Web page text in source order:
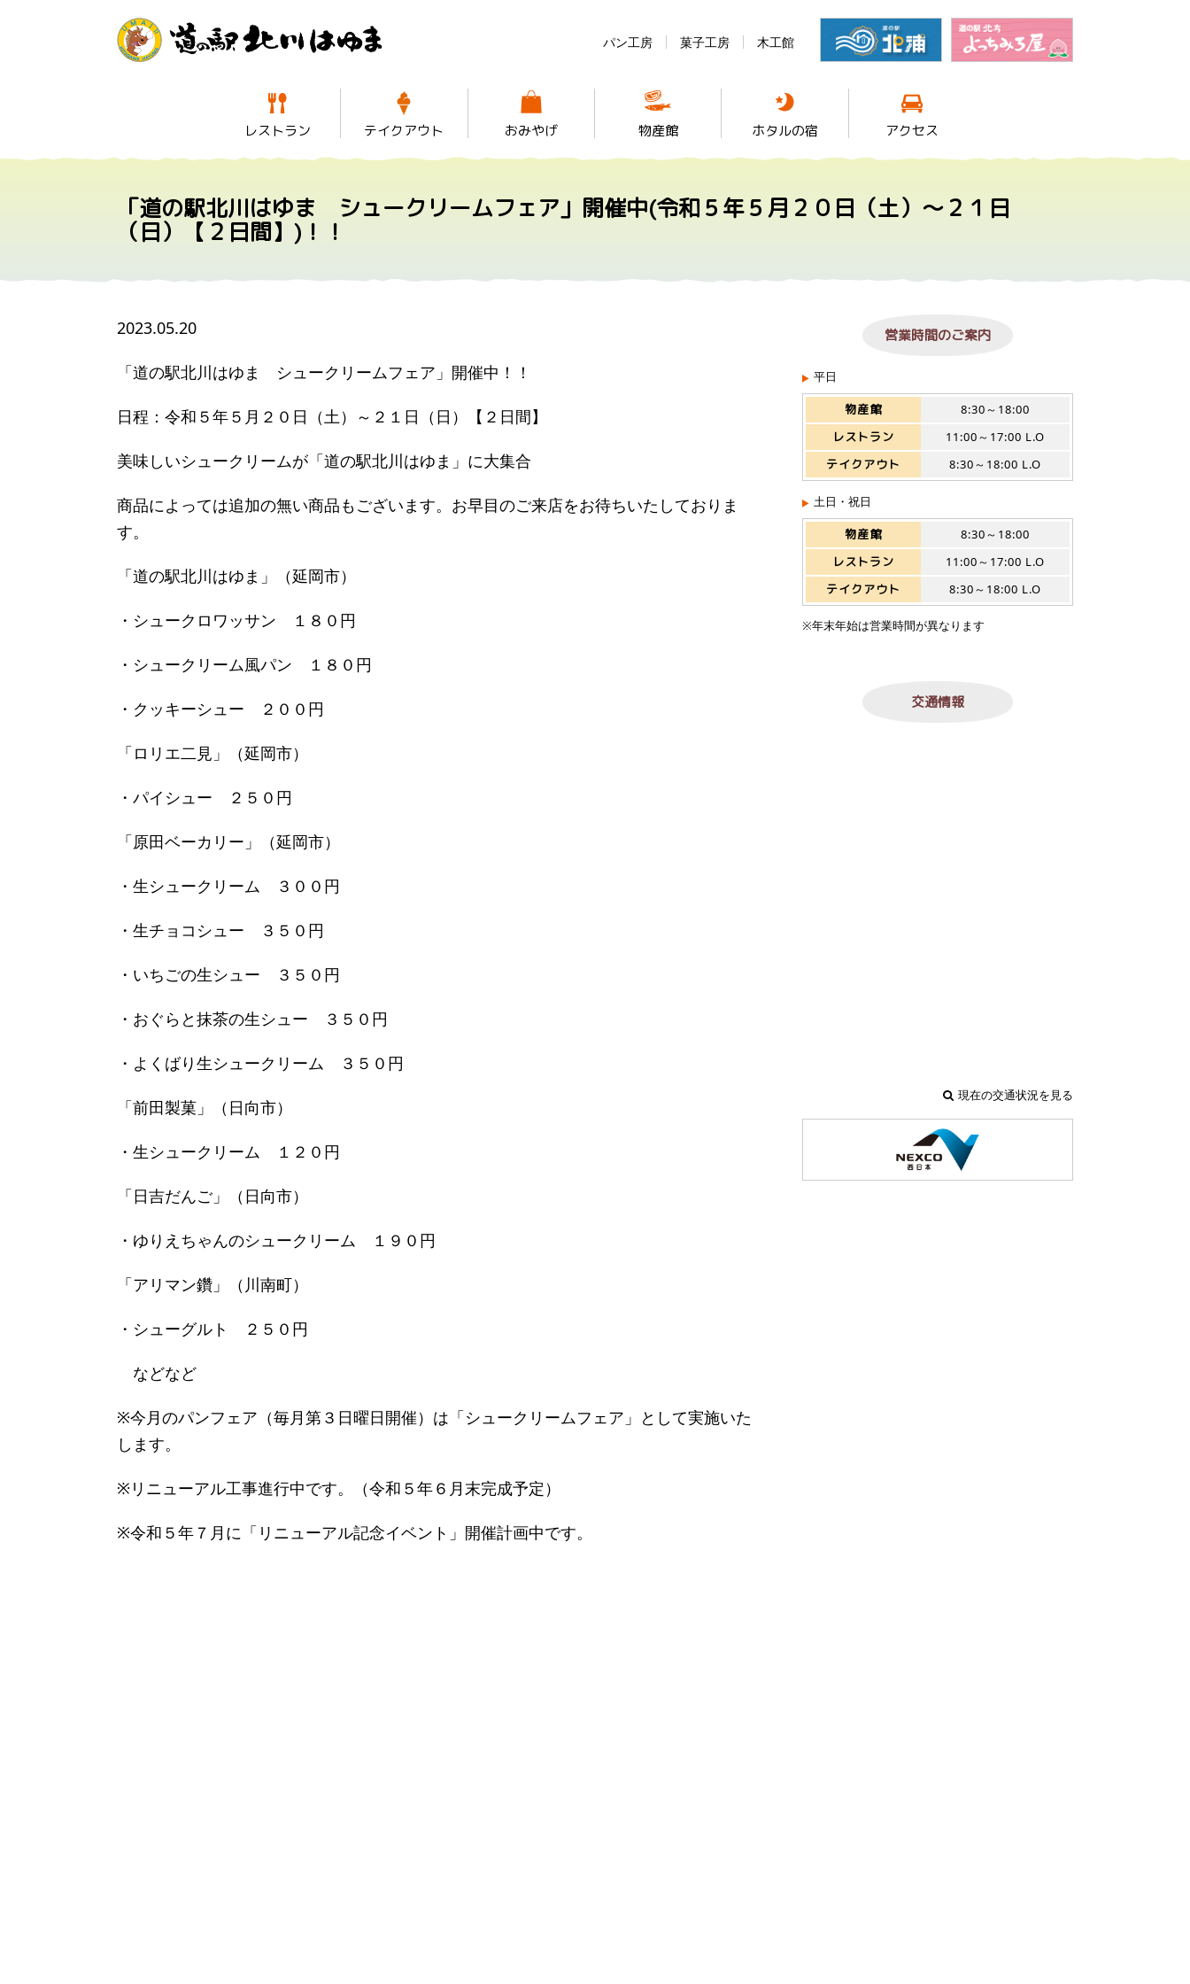
パン工房 菓子工房 木工館
レストラン テイクアウト おみやげ 物産館 ホタルの宿 アクセス
「道の駅北川はゆま シュークリームフェア」開催中(令和５年５月２０日（土）～２１日
（日）【２日間】)！！
2023.05.20
「道の駅北川はゆま シュークリームフェア」開催中！！
日程：令和５年５月２０日（土）～２１日（日）【２日間】
美味しいシュークリームが「道の駅北川はゆま」に大集合
商品によっては追加の無い商品もございます。お早目のご来店をお待ちいたしておりま
す。
「道の駅北川はゆま」（延岡市）
・シュークロワッサン １８０円
・シュークリーム風パン １８０円
・クッキーシュー ２００円
「ロリエ二見」（延岡市）
・パイシュー ２５０円
「原田ベーカリー」（延岡市）
・生シュークリーム ３００円
・生チョコシュー ３５０円
・いちごの生シュー ３５０円
・おぐらと抹茶の生シュー ３５０円
・よくばり生シュークリーム ３５０円
「前田製菓」（日向市）
・生シュークリーム １２０円
「日吉だんご」（日向市）
・ゆりえちゃんのシュークリーム １９０円
「アリマン鑽」（川南町）
・シューグルト ２５０円
などなど
※今月のパンフェア（毎月第３日曜日開催）は「シュークリームフェア」として実施いた
します。
※リニューアル工事進行中です。（令和５年６月末完成予定）
※令和５年７月に「リニューアル記念イベント」開催計画中です。
営業時間のご案内
平日
物産館
8:30～18:00
レストラン
11:00～17:00 L.O
テイクアウト
8:30～18:00 L.O
土日・祝日
物産館
8:30～18:00
レストラン
11:00～17:00 L.O
テイクアウト
8:30～18:00 L.O
※年末年始は営業時間が異なります
交通情報
現在の交通状況を見る